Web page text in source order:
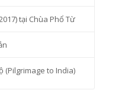
tại Chùa Phổ Từ
(Pilgrimage to India)